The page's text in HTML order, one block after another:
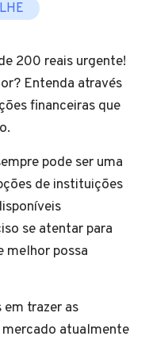
200 reais urgente!
Entenda através
financeiras que
pode ser uma
de instituições
se atentar para
melhor possa
trazer as
atualmente